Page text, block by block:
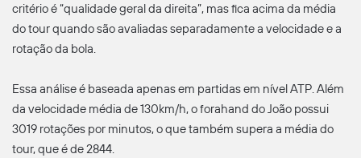
critério é “qualidade geral da direita”, mas fica acima da média
do tour quando são avaliadas separadamente a velocidade e a
rotação da bola.
Essa análise é baseada apenas em partidas em nível ATP. Além
da velocidade média de 130km/h, o forahand do João possui
3019 rotações por minutos, o que também supera a média do
tour, que é de 2844.